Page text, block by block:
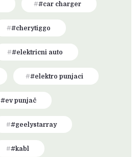
#car charger
#cherytiggo
#elektricni auto
#elektro punjaci
#ev punjač
#geelystarray
#kabl